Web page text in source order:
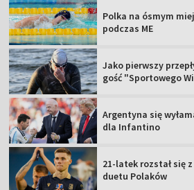
Polka na ósmym
podczas ME
Jako pierwszy
gość "Sportowego
Argentyna się
dla Infantino
21-latek rozstał się z
duetu Polaków